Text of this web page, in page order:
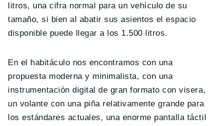
litros, una cifra normal para un vehículo de su
tamaño, si bien al abatir sus asientos el espacio
disponible puede llegar a los 1.500 litros.
En el habitáculo nos encontramos con una
propuesta moderna y minimalista, con una
instrumentación digital de gran formato con visera,
un volante con una piña relativamente grande para
los estándares actuales, una enorme pantalla táctil